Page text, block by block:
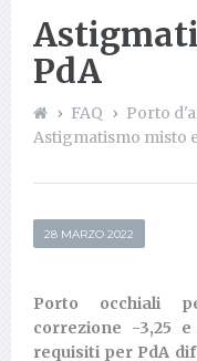
PdA
FAQ
Porto
Astigmatismo misto
28 MARZO 2022
Porto occhiali
correzione -3,25
requisiti per PdA